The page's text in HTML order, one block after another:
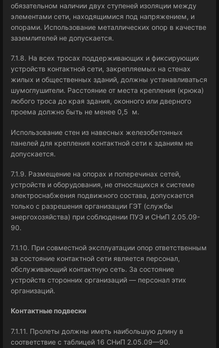
обязательном наличии двух ступеней изоляции между
элементами сети, находящимися под напряжением, и
опорами. Использование металлических опор в качестве
заземлителей не допускается.
7.1.8. На всех тросах поддерживающих и фиксирующих
устройств контактной сети, закрепляемых на стенах
жилых и общественных зданий, должны устанавливаться
шумоглушители. Расстояние от места крепления (крюка)
любого троса до края здания, оконного или дверного
проема должно быть не менее 0,5 м.
Использование стен из навесных железобетонных
панелей для крепления контактной сети к зданиям не
допускается.
7.1.9. Размещение на опорах и поперечинах сетей,
устройств и оборудования, не относящихся к системе
электроснабжения подвижного состава, допускается
только с разрешения организации ГЭТ (службы
энергохозяйства) при соблюдении ПУЭ и СНиП 2.05.09-
90.
7.1.10. При совместной эксплуатации опор ответственным
за состояние контактной сети является персонал,
обслуживающий контактную сеть. За состояние
устройств сторонних организаций — персонал этих
организаций.
Контактные подвески
7.1.11. Пролеты должны иметь наибольшую длину в
соответствие с таблицей 16 СНиП 2.05.09—90.